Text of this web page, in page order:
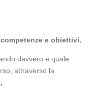
e obiettivi.
davvero e quale
attraverso la